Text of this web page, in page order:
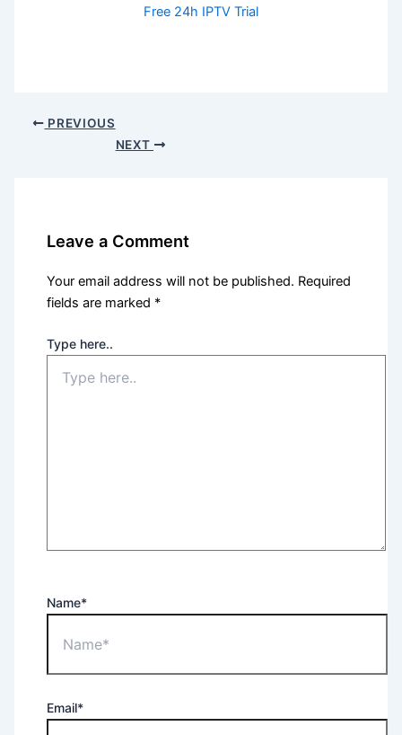
Free 24h IPTV Trial
PREVIOUS
NEXT
Leave a Comment
Your email address will not be published. Required
fields are marked *
Type here..
Name*
Email*